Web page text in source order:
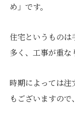
め」です。
住宅というもの
多く、工事が重な
時期によっては注
もございますので